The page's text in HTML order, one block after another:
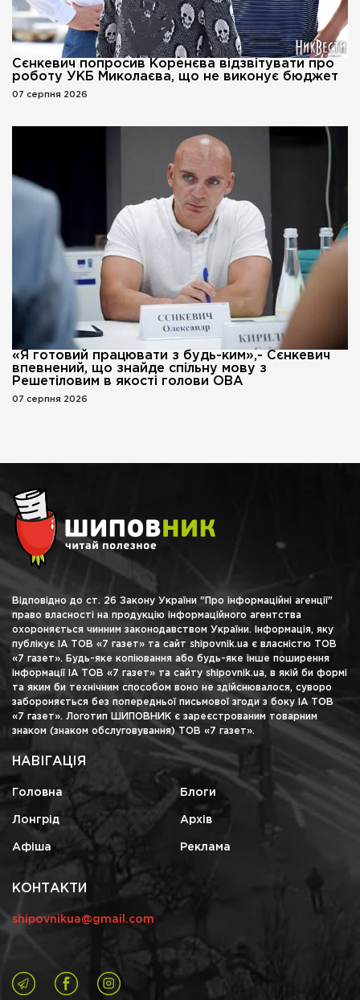
Сєнкевич попросив Коренєва відзвітувати про
роботу УКБ Миколаєва, що не виконує бюджет
07 серпня 2026
«Я готовий працювати з будь-ким»,- Сєнкевич
впевнений, що знайде спільну мову з
Решетіловим в якості голови ОВА
07 серпня 2026
Відповідно до ст. 26 Закону України "Про інформаційні агенції"
право власності на продукцію інформаційного агентства
охороняється чинним законодавством України. Інформація, яку
публікує ІА ТОВ «7 газет» та сайт shipovnik.ua є власністю ТОВ
«7 газет». Будь-яке копіювання або будь-яке інше поширення
інформації ІА ТОВ «7 газет» та сайту shipovnik.ua, в якій би формі
та яким би технічним способом воно не здійснювалося, суворо
забороняється без попередньої письмової згоди з боку ІА ТОВ
«7 газет». Логотип ШИПОВНИК є зареєстрованим товарним
знаком (знаком обслуговування) ТОВ «7 газет».
НАВІГАЦІЯ
Головна Блоги
Лонгрід Архів
Афіша Реклама
КОНТАКТИ
shipovnikua@gmail.com